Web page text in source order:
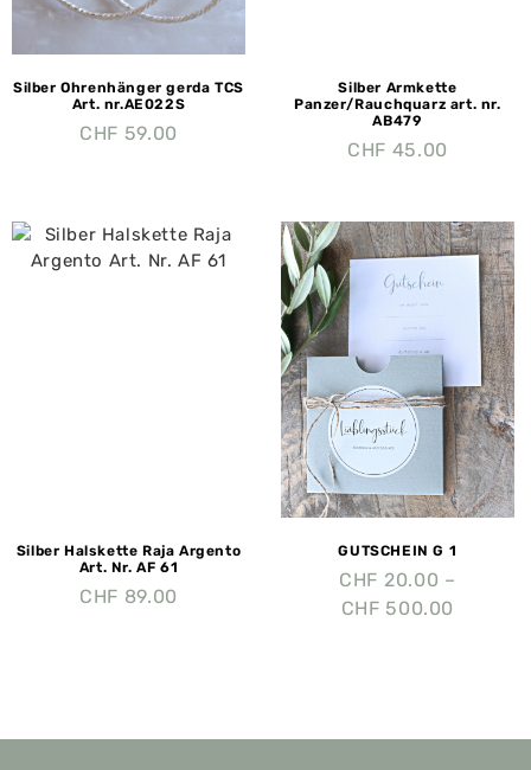
Silber Ohrenhänger gerda TCS
Art. nr.AE022S
CHF 59.00
Silber Armkette
Panzer/Rauchquarz art. nr.
AB479
CHF 45.00
Silber Halskette Raja Argento
Art. Nr. AF 61
CHF 89.00
GUTSCHEIN G 1
CHF 20.00 –
CHF 500.00